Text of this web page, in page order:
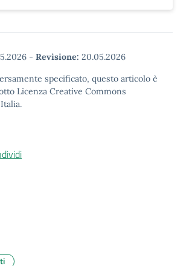
- Revisione: 20.05.2026
specificato, questo articolo è
Licenza Creative Commons